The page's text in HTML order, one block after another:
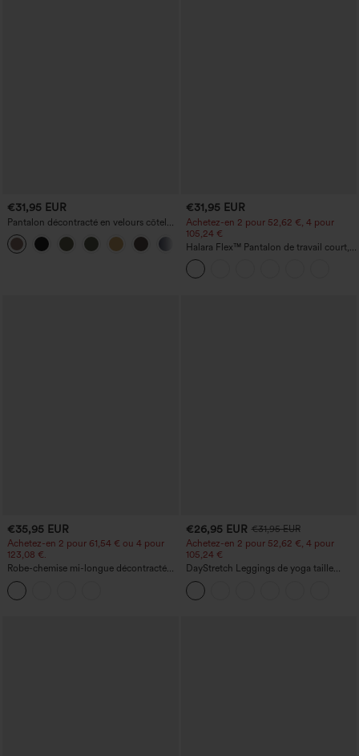
€31,95 EUR
Pantalon décontracté en velours côtelé,
taille mi-haute, poche zippée
+7
€31,95 EUR
Achetez-en 2 pour 52,62 €, 4 pour
105,24 €
Halara Flex™ Pantalon de travail court,
taille haute, coupe fuselée, à poches
€35,95 EUR
Achetez-en 2 pour 61,54 € ou 4 pour
123,08 €.
Robe-chemise mi-longue décontractée
à col, mancherons, ceinturée, ourlet
fendu incurvé et poches
€26,95 EUR €31,95 EUR
Achetez-en 2 pour 52,62 €, 4 pour
105,24 €
DayStretch Leggings de yoga taille
haute à coupe évasée et devant croisé